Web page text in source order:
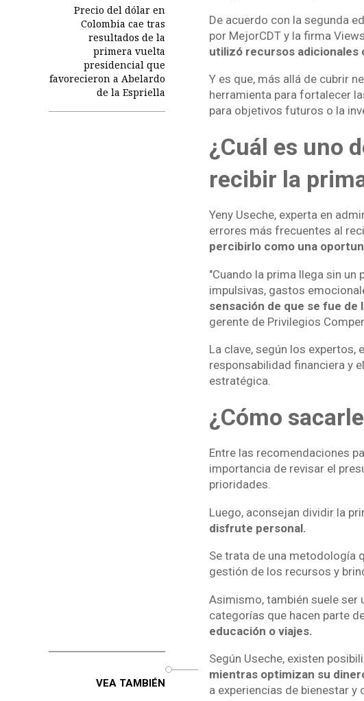
Precio del dólar en
Colombia cae tras
resultados de la
primera vuelta
presidencial que
favorecieron a Abelardo
de la Espriella
De acuerdo con la segunda
por MejorCDT y la firma
utilizó recursos adicionales
Y es que, más allá de cubrir
herramienta para fortalecer
para objetivos futuros o la
¿Cuál es uno
recibir la
Yeny Useche, experta en
errores más frecuentes al
percibirlo como una
"Cuando la prima llega sin
impulsivas, gastos
sensación de que se fue de
gerente de Privilegios
La clave, según los
responsabilidad financiera y
estratégica.
¿Cómo
Entre las recomendaciones
importancia de revisar el
prioridades.
Luego, aconsejan dividir la
disfrute personal.
Se trata de una metodología
gestión de los recursos y
Asimismo, también suele ser
categorías que hacen parte
educación o viajes.
VEA TAMBIÉN
Según Useche, existen
mientras optimizan su
a experiencias de bienestar y